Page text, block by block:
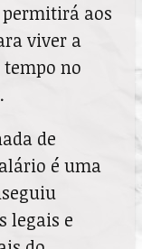
aos
viver a
no
de
é uma
legais e